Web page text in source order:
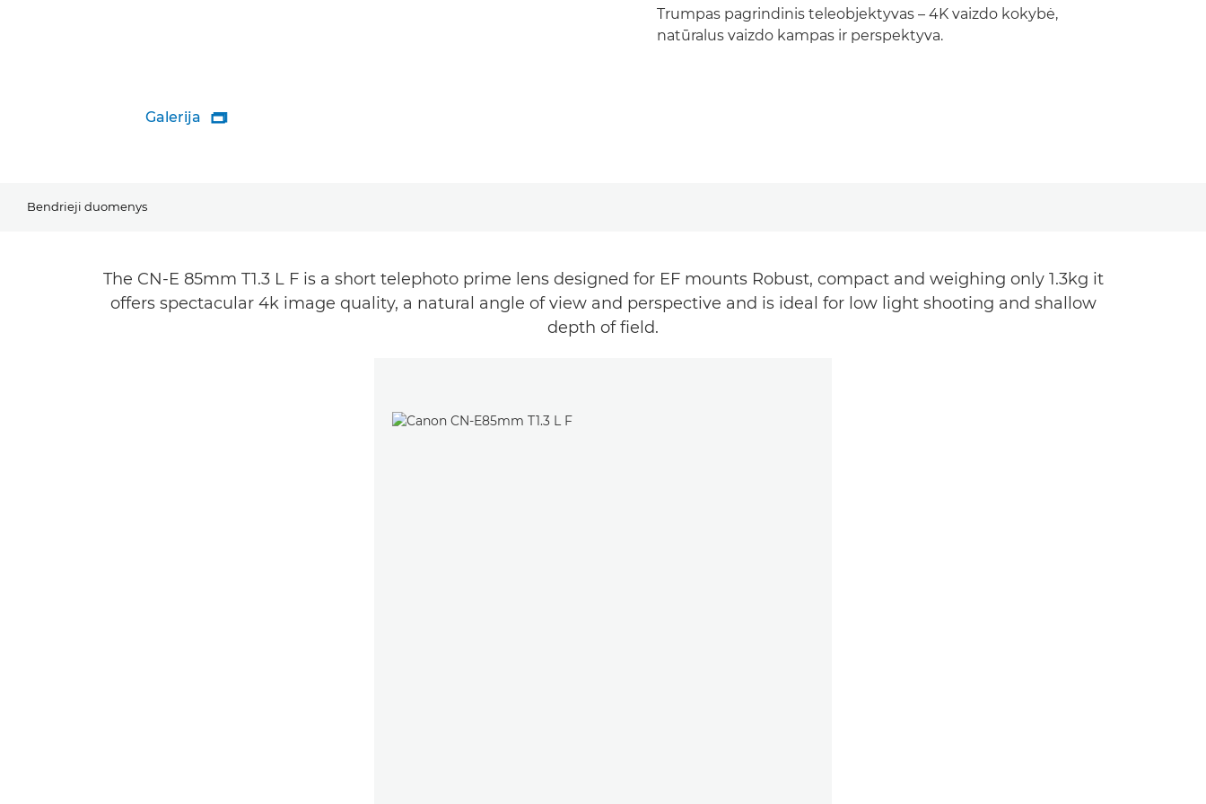
Galerija 
Trumpas pagrindinis teleobjektyvas – 4K vaizdo kokybė,
natūralus vaizdo kampas ir perspektyva.
Bendrieji duomenys
The CN-E 85mm T1.3 L F is a short telephoto prime lens designed for EF mounts Robust, compact and weighing only 1.3kg it
offers spectacular 4k image quality, a natural angle of view and perspective and is ideal for low light shooting and shallow
depth of field.